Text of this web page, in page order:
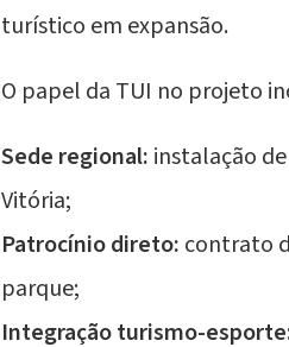
turístico em expansão.
O papel da TUI no projeto
Sede regional: instalação
Vitória;
Patrocínio direto: contrato
parque;
Integração turismo-